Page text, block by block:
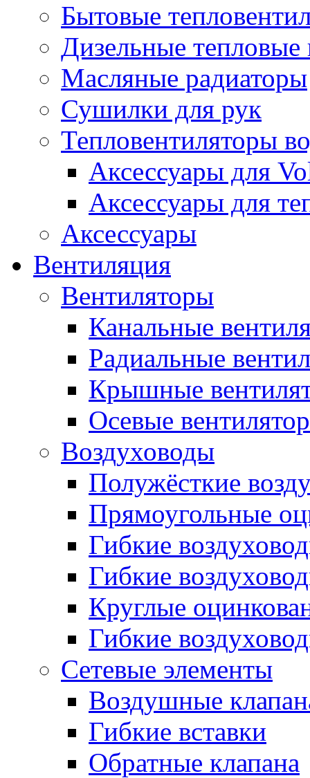
Бытовые
Дизельные
Масляные радиаторы
Сушилки для рук
Тепловентиляторы
Аксессуары для
Аксессуары для
Аксессуары
Вентиляция
Вентиляторы
Канальные
Радиальные
Крышные
Осевые
Воздуховоды
Полужёсткие
Прямоугольные
Гибкие
Гибкие
Круглые
Гибкие
Сетевые элементы
Воздушные
Гибкие вставки
Обратные клапана